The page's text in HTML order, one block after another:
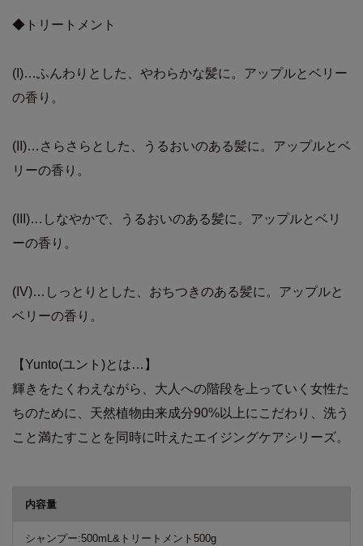
◆トリートメント
(I)…ふんわりとした、やわらかな髪に。アップルとベリー
の香り。
(II)…さらさらとした、うるおいのある髪に。アップルとベ
リーの香り。
(III)…しなやかで、うるおいのある髪に。アップルとベリ
ーの香り。
(IV)…しっとりとした、おちつきのある髪に。アップルと
ベリーの香り。
【Yunto(ユント)とは…】
輝きをたくわえながら、大人への階段を上っていく女性た
ちのために、天然植物由来成分90%以上にこだわり、洗う
こと満たすことを同時に叶えたエイジングケアシリーズ。
内容量
シャンプー:500mL&トリートメント500g